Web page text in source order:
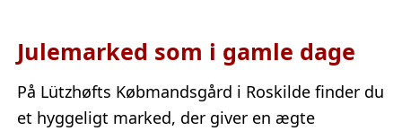
Julemarked som i gamle dage
På Lützhøfts Købmandsgård i Roskilde finder du
et hyggeligt marked, der giver en ægte